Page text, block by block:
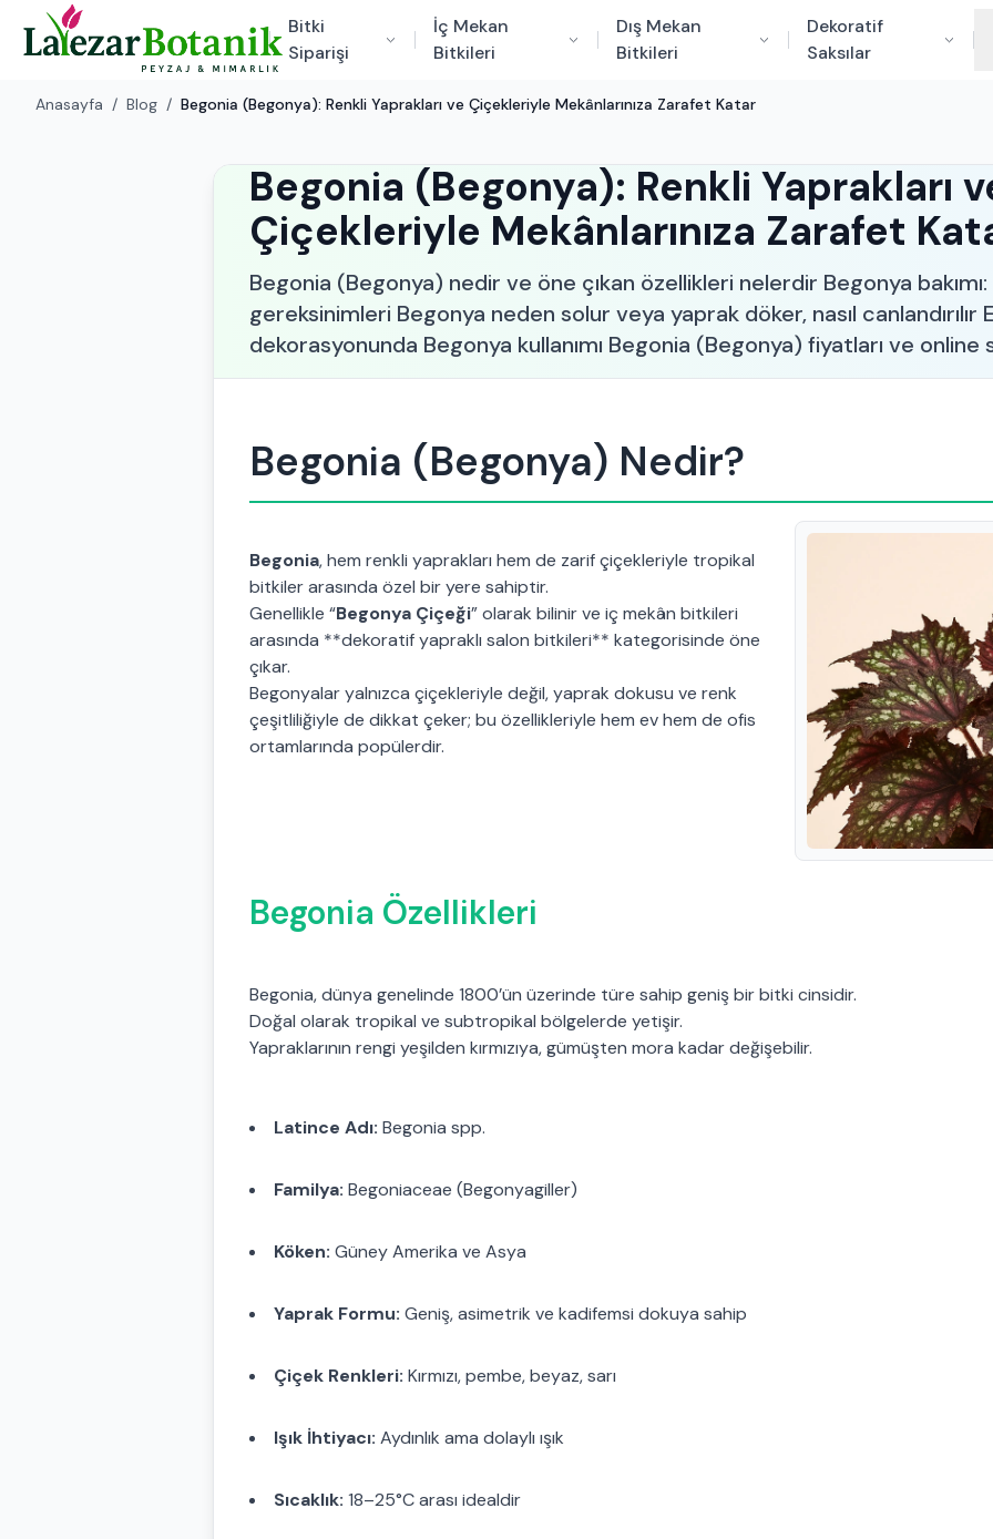
Bitki
Siparişi
İç Mekan
Bitkileri
Dış Mekan
Bitkileri
Dekoratif
Saksılar
Anasayfa / Blog / Begonia (Begonya): Renkli Yaprakları ve Çiçekleriyle Mekânlarınıza Zarafet Katar
Begonia (Begonya): Renkli Yaprakları
Çiçekleriyle Mekânlarınıza Zarafet
Begonia (Begonya) nedir ve öne çıkan özellikleri nelerdir Begonya bakımı:
gereksinimleri Begonya neden solur veya yaprak döker, nasıl canlandırılır
dekorasyonunda Begonya kullanımı Begonia (Begonya) fiyatları ve online
Begonia (Begonya) Nedir?
Begonia, hem renkli yaprakları hem de zarif çiçekleriyle tropikal
bitkiler arasında özel bir yere sahiptir.
Genellikle “Begonya Çiçeği” olarak bilinir ve iç mekân bitkileri
arasında **dekoratif yapraklı salon bitkileri** kategorisinde öne
çıkar.
Begonyalar yalnızca çiçekleriyle değil, yaprak dokusu ve renk
çeşitliliğiyle de dikkat çeker; bu özellikleriyle hem ev hem de ofis
ortamlarında popülerdir.
Begonia Özellikleri
Begonia, dünya genelinde 1800’ün üzerinde türe sahip geniş bir bitki cinsidir.
Doğal olarak tropikal ve subtropikal bölgelerde yetişir.
Yapraklarının rengi yeşilden kırmızıya, gümüşten mora kadar değişebilir.
Latince Adı: Begonia spp.
Familya: Begoniaceae (Begonyagiller)
Köken: Güney Amerika ve Asya
Yaprak Formu: Geniş, asimetrik ve kadifemsi dokuya sahip
Çiçek Renkleri: Kırmızı, pembe, beyaz, sarı
Işık İhtiyacı: Aydınlık ama dolaylı ışık
Sıcaklık: 18–25°C arası idealdir